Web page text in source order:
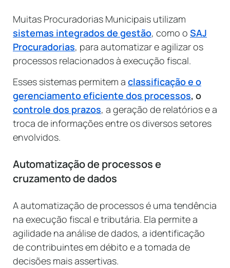
Muitas Procuradorias Municipais utilizam
sistemas integrados de gestão, como o SAJ
Procuradorias, para automatizar e agilizar os
processos relacionados à execução fiscal.
Esses sistemas permitem a classificação e o
gerenciamento eficiente dos processos, o
controle dos prazos, a geração de relatórios e a
troca de informações entre os diversos setores
envolvidos.
Automatização de processos e
cruzamento de dados
A automatização de processos é uma tendência
na execução fiscal e tributária. Ela permite a
agilidade na análise de dados, a identificação
de contribuintes em débito e a tomada de
decisões mais assertivas.